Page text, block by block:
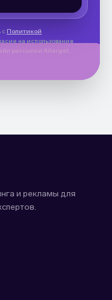
с Политикой
на использование
рассылки Aitarget.
и рекламы для